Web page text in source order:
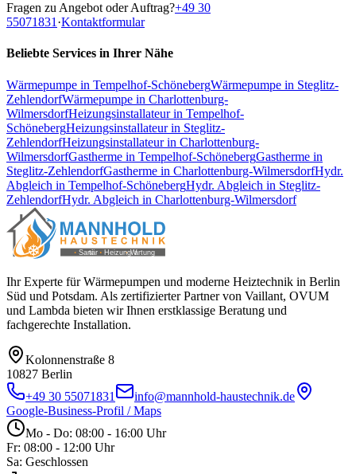
Fragen zu Angebot oder Auftrag?+49 30
55071831 ·Kontaktformular
Beliebte Services in Ihrer Nähe
Wärmepumpe in Tempelhof-SchönebergWärmepumpe in Steglitz-
ZehlendorfWärmepumpe in Charlottenburg-
WilmersdorfHeizungsinstallateurin Tempelhof-
SchönebergHeizungsinstallateurin Steglitz-
ZehlendorfHeizungsinstallateurin Charlottenburg-
WilmersdorfGastherme in Tempelhof-SchönebergGastherme in
Steglitz-ZehlendorfGastherme in Charlottenburg-WilmersdorfHydr.
Abgleich in Tempelhof-SchönebergHydr. Abgleich in Steglitz-
ZehlendorfHydr. Abgleich in Charlottenburg-Wilmersdorf
Ihr Experte für Wärmepumpen und moderne Heiztechnik in Berlin
Süd und Potsdam. Als zertifizierter Partner von Vaillant, OVUM
und Lambda bieten wir Ihnen erstklassige Beratung und
fachgerechte Installation.
Kolonnenstraße 8
10827 Berlin
+49 30 55071831
info@mannhold-haustechnik.de
Google-Business-Profil / Maps
Mo - Do: 08:00 - 16:00 Uhr
Fr: 08:00 - 12:00 Uhr
Sa: Geschlossen